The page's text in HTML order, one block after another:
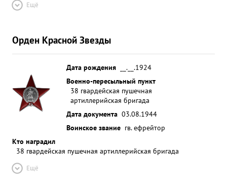
Ещё
Орден Красной Звезды
Дата рождения
__.__.1924
Военно-пересыльный пункт
38 гвардейская пушечная
артиллерийская бригада
Дата документа 03.08.1944
Воинское звание гв. ефрейтор
Кто наградил
38 гвардейская пушечная артиллерийская бригада
Ещё